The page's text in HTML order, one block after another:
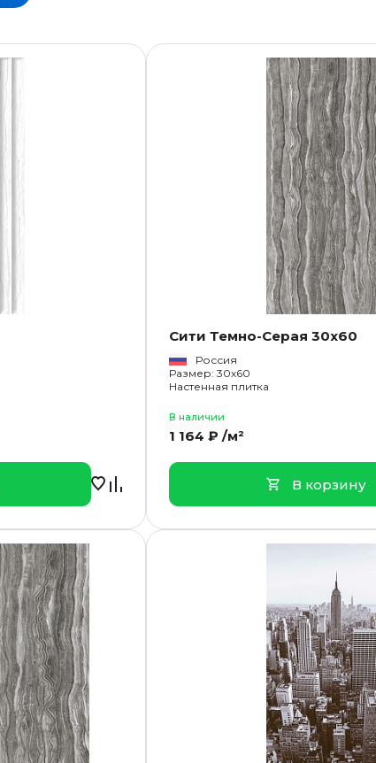
Сити Темно-Серая 30x60
Россия
Размер: 30x60
Настенная плитка
В наличии
1 164 ₽ /м²
В корзину